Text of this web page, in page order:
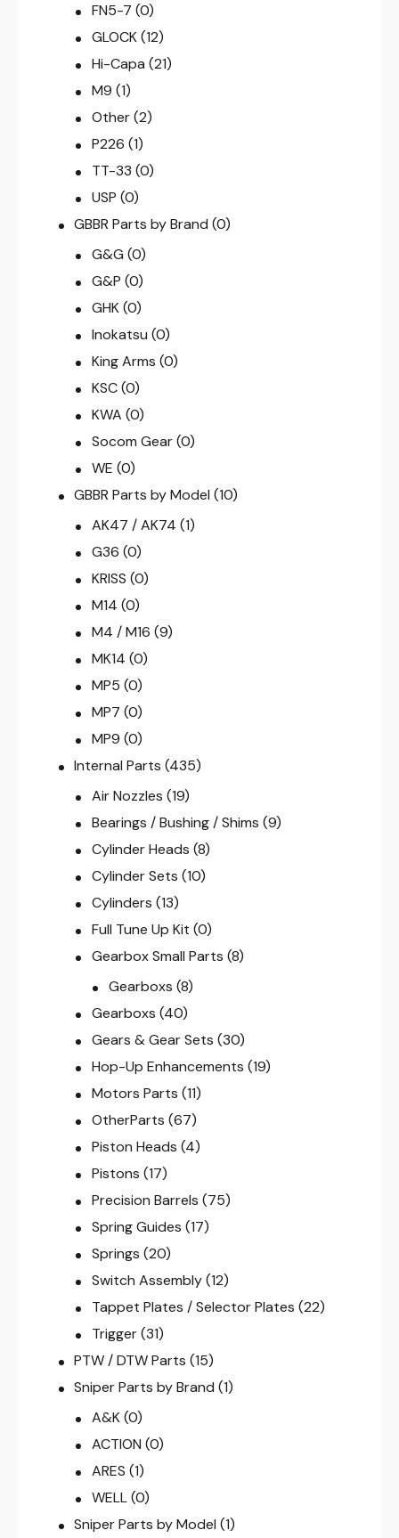
FN5-7 (0)
GLOCK (12)
Hi-Capa (21)
M9 (1)
Other (2)
P226 (1)
TT-33 (0)
USP (0)
GBBR Parts by Brand (0)
G&G (0)
G&P (0)
GHK (0)
Inokatsu (0)
King Arms (0)
KSC (0)
KWA (0)
Socom Gear (0)
WE (0)
GBBR Parts by Model (10)
AK47 / AK74 (1)
G36 (0)
KRISS (0)
M14 (0)
M4 / M16 (9)
MK14 (0)
MP5 (0)
MP7 (0)
MP9 (0)
Internal Parts (435)
Air Nozzles (19)
Bearings / Bushing / Shims (9)
Cylinder Heads (8)
Cylinder Sets (10)
Cylinders (13)
Full Tune Up Kit (0)
Gearbox Small Parts (8)
Gearboxs (8)
Gearboxs (40)
Gears & Gear Sets (30)
Hop-Up Enhancements (19)
Motors Parts (11)
OtherParts (67)
Piston Heads (4)
Pistons (17)
Precision Barrels (75)
Spring Guides (17)
Springs (20)
Switch Assembly (12)
Tappet Plates / Selector Plates (22)
Trigger (31)
PTW / DTW Parts (15)
Sniper Parts by Brand (1)
A&K (0)
ACTION (0)
ARES (1)
WELL (0)
Sniper Parts by Model (1)